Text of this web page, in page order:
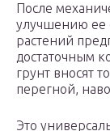
После
улучшению ее
растений
достаточным
грунт вносят
перегной,
Это